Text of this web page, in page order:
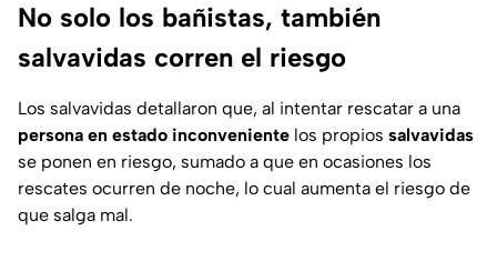
No solo los bañistas, también
salvavidas corren el riesgo
Los salvavidas detallaron que, al intentar rescatar a una
persona en estado inconveniente los propios salvavidas
se ponen en riesgo, sumado a que en ocasiones los
rescates ocurren de noche, lo cual aumenta el riesgo de
que salga mal.